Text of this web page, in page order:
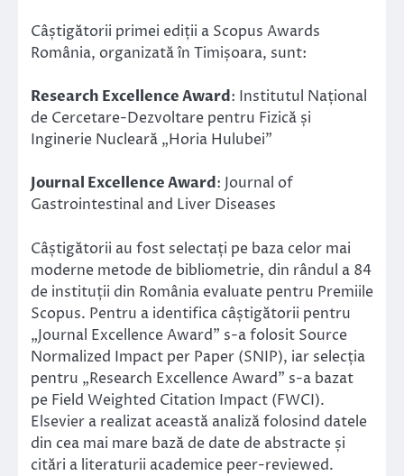
Câștigătorii primei ediții a Scopus Awards
România, organizată în Timișoara, sunt:
Research Excellence Award: Institutul Național
de Cercetare-Dezvoltare pentru Fizică și
Inginerie Nucleară „Horia Hulubei”
Journal Excellence Award: Journal of
Gastrointestinal and Liver Diseases
Câștigătorii au fost selectați pe baza celor mai
moderne metode de bibliometrie, din rândul a 84
de instituții din România evaluate pentru Premiile
Scopus. Pentru a identifica câștigătorii pentru
„Journal Excellence Award” s-a folosit Source
Normalized Impact per Paper (SNIP), iar selecția
pentru „Research Excellence Award” s-a bazat
pe Field Weighted Citation Impact (FWCI).
Elsevier a realizat această analiză folosind datele
din cea mai mare bază de date de abstracte și
citări a literaturii academice peer-reviewed.